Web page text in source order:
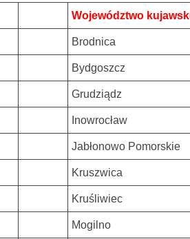
Województwo
Brodnica
Bydgoszcz
Grudziądz
Inowrocław
Jabłonowo Pomorskie
Kruszwica
Kruśliwiec
Mogilno